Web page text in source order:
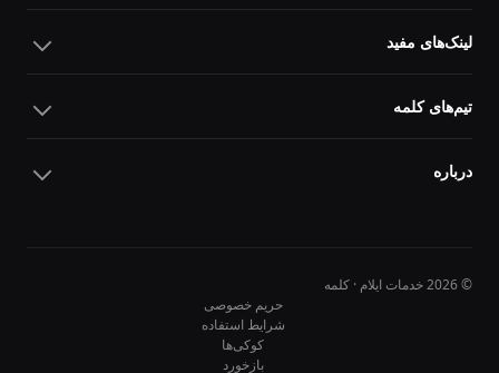
لینک‌های مفید
تیم‌های کلمه
درباره
© 2026 خدمات ایلام · کلمه
حریم خصوصی
شرایط استفاده
کوکی‌ها
بازخورد
10